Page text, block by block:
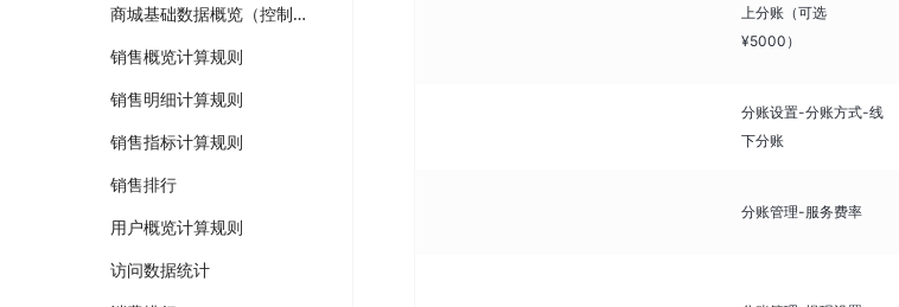
商城基础数据概览（控制台）-计算规则
销售概览计算规则
销售明细计算规则
销售指标计算规则
销售排行
用户概览计算规则
访问数据统计
上分账（可选
¥5000）
分账设置-分账方式-线
下分账
分账管理-服务费率